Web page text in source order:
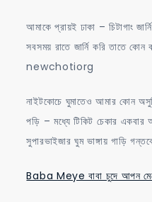
আমাকে প্রায়ই ঢাকা – চিটাগাং
সবসময় রাতে জার্নি করি তাতে কোন
newchotiorg
নাইটকোচে ঘুমাতেও আমার কোন
পড়ি – মধ্যে টিকিট চেকার একবার
সুপারভাইজার ঘুম ভাঙ্গায় গাড়ি
Baba Meye বাবা চুদে আপন